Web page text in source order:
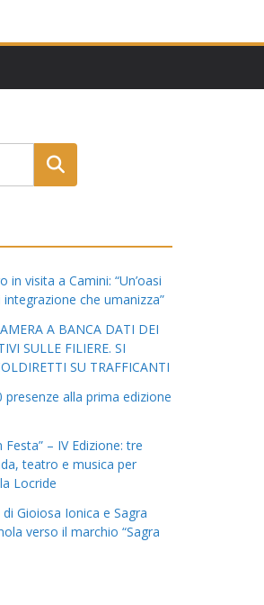
in visita a Camini: “Un’oasi
che umanizza”
A BANCA DATI DEI
SULLE FILIERE. SI
SU TRAFFICANTI
alla prima edizione
– IV Edizione: tre
teatro e musica per
Locride
Gioiosa Ionica e Sagra
verso il marchio “Sagra